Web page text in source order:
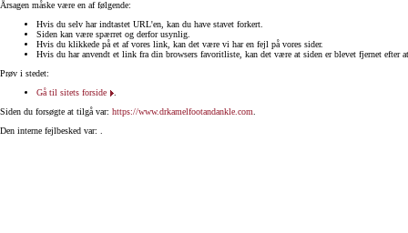
Årsagen måske være en af følgende:
Hvis du selv har indtastet URL'en, kan du have stavet forkert.
Siden kan være spærret og derfor usynlig.
Hvis du klikkede på et af vores link, kan det være vi har en fejl på vores sider.
Hvis du har anvendt et link fra din browsers favoritliste, kan det være at siden er blevet fjernet efter
Prøv i stedet:
Gå til sitets forside
Siden du forsøgte at tilgå var: https://www.drkamelfootandankle.com
Den interne fejlbesked var: .